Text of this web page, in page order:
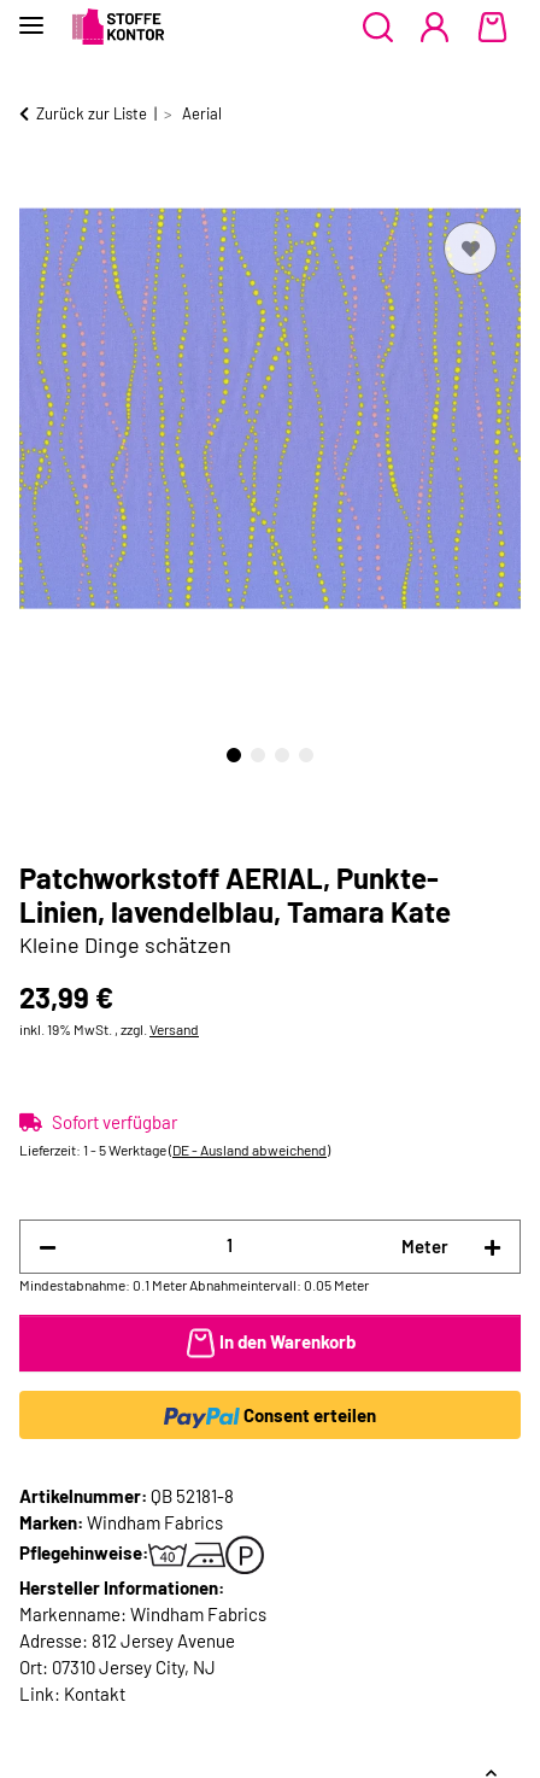
Zurück zur Liste Aerial
Patchworkstoff AERIAL, Punkte-
Linien, lavendelblau, Tamara Kate
Kleine Dinge schätzen
23,99 €
inkl. 19% MwSt. , zzgl. Versand
Sofort verfügbar
Lieferzeit: 1 - 5 Werktage(DE - Ausland abweichend)
Meter
Mindestabnahme: 0.1 Meter Abnahmeintervall: 0.05 Meter
In den Warenkorb
Consent erteilen
Artikelnummer: QB 52181-8
Marken: Windham Fabrics
Pflegehinweise:
Hersteller Informationen:
Markenname: Windham Fabrics
Adresse: 812 Jersey Avenue
Ort: 07310 Jersey City, NJ
Link: Kontakt